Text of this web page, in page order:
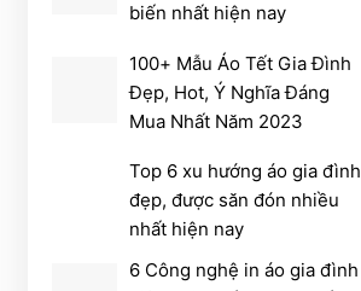
biến nhất hiện nay
100+ Mẫu Áo Tết Gia Đình
Đẹp, Hot, Ý Nghĩa Đáng
Mua Nhất Năm 2023
Top 6 xu hướng áo gia đình
đẹp, được săn đón nhiều
nhất hiện nay
6 Công nghệ in áo gia đình